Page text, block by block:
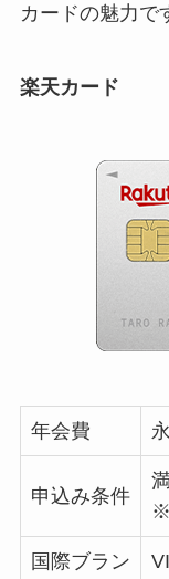
カードの魅力で
楽天カード
年会費
申込み条件
※
国際ブラン